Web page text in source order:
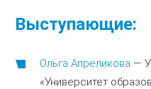
Выступающие:
Ольга Апреликова —
«Университет